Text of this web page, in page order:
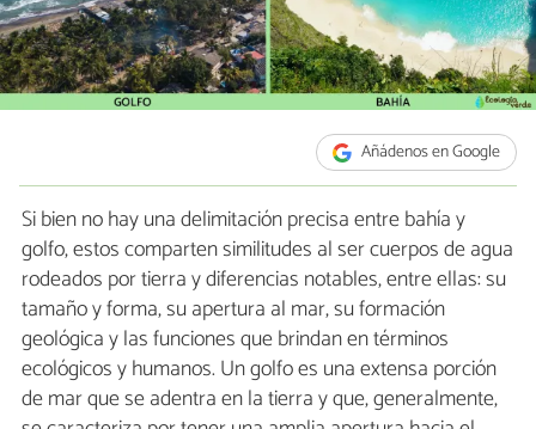
Añádenos en Google
Si bien no hay una delimitación precisa entre bahía y
golfo, estos comparten similitudes al ser cuerpos de agua
rodeados por tierra y diferencias notables, entre ellas: su
tamaño y forma, su apertura al mar, su formación
geológica y las funciones que brindan en términos
ecológicos y humanos. Un golfo es una extensa porción
de mar que se adentra en la tierra y que, generalmente,